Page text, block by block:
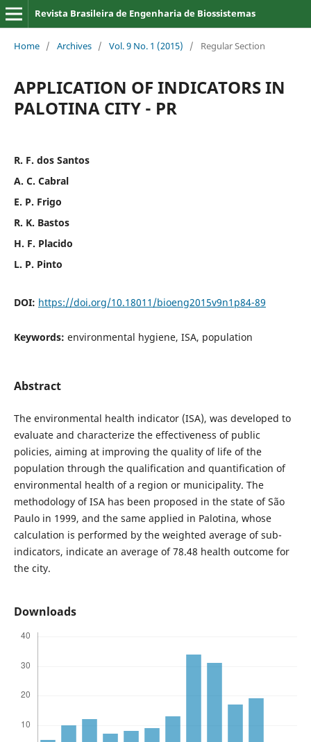
Revista Brasileira de Engenharia de Biossistemas
Home / Archives / Vol. 9 No. 1 (2015) / Regular Section
APPLICATION OF INDICATORS IN
PALOTINA CITY - PR
R. F. dos Santos
A. C. Cabral
E. P. Frigo
R. K. Bastos
H. F. Placido
L. P. Pinto
DOI: https://doi.org/10.18011/bioeng2015v9n1p84-89
Keywords: environmental hygiene, ISA, population
Abstract
The environmental health indicator (ISA), was developed to
evaluate and characterize the effectiveness of public
policies, aiming at improving the quality of life of the
population through the qualification and quantification of
environmental health of a region or municipality. The
methodology of ISA has been proposed in the state of São
Paulo in 1999, and the same applied in Palotina, whose
calculation is performed by the weighted average of sub-
indicators, indicate an average of 78.48 health outcome for
the city.
Downloads